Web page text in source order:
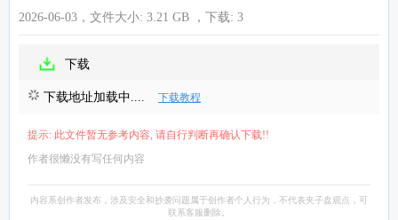
2026-06-03，文件大小: 3.21 GB ，下载: 3
下载
下载地址加载中.... 下载教程
提示: 此文件暂无参考内容, 请自行判断再确认下载!!
作者很懒没有写任何内容
内容系创作者发布，涉及安全和抄袭问题属于创作者个人行为，不代表夹子盘观点，可
联系客服删除。